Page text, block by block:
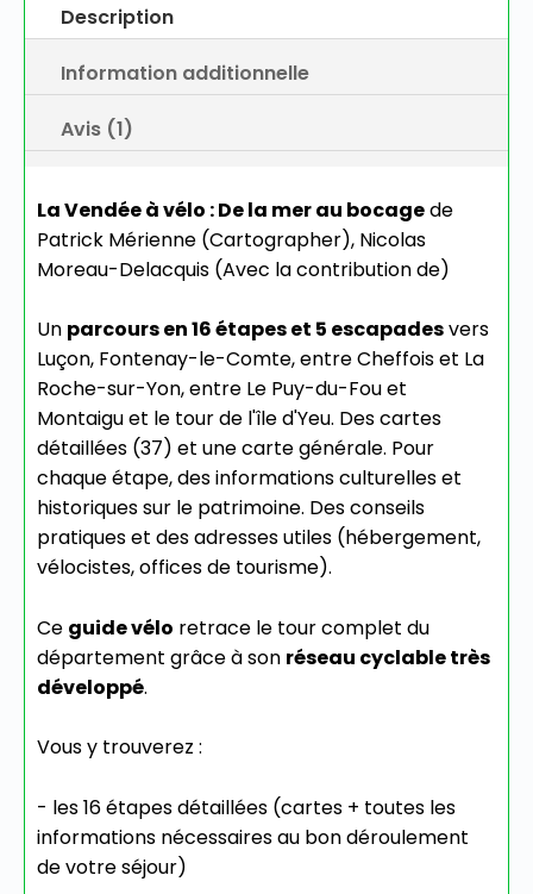
Description
Information additionnelle
Avis (1)
La Vendée à vélo : De la mer au bocagede
Patrick Mérienne (Cartographer), Nicolas
Moreau-Delacquis (Avec la contribution de)
Un parcours en 16 étapes et 5 escapadesvers
Luçon, Fontenay-le-Comte, entre Cheffois et La
Roche-sur-Yon, entre Le Puy-du-Fou et
Montaigu et le tour de l'île d'Yeu. Des cartes
détaillées (37) et une carte générale. Pour
chaque étape, des informations culturelles et
historiques sur le patrimoine. Des conseils
pratiques et des adresses utiles (hébergement,
vélocistes, offices de tourisme).
Ce guide vélo retrace le tour complet du
département grâce à son réseau cyclable très
développé.
Vous y trouverez :
- les 16 étapes détaillées (cartes + toutes les
informations nécessaires au bon déroulement
de votre séjour)